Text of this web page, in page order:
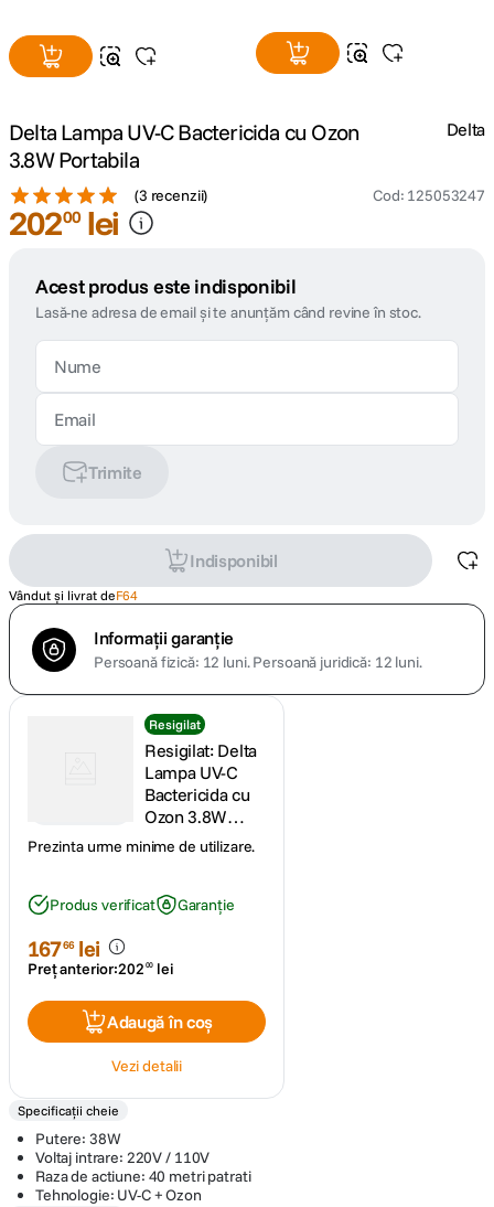
Delta Lampa UV-C Bactericida cu Ozon
3.8W Portabila
(3 recenzii) Cod: 125053247
Delta
20200 lei
Acest produs este indisponibil
Lasă-ne adresa de email și te anunțăm când revine în stoc.
Trimite
Indisponibil
Vândut și livrat deF64
Informații garanție
Persoană fizică: 12 luni.Persoană juridică: 12 luni.
Resigilat
Resigilat: Delta
Lampa UV-C
Bactericida cu
Ozon 3.8W
Portabila -
Prezinta urme minime de utilizare.
Produs verificat Garanție
16766 lei
Preț anterior:202 00 lei
Adaugă în coș
Vezi detalii
Specificații cheie
Putere: 38W
Voltaj intrare: 220V / 110V
Raza de actiune: 40 metri patrati
Tehnologie: UV-C + Ozon